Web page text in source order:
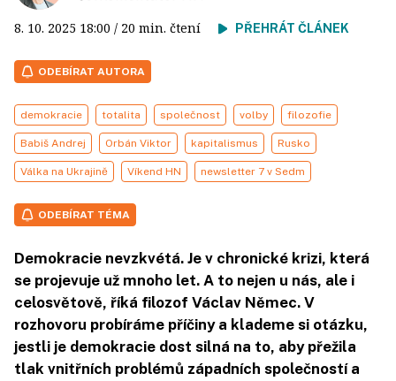
8. 10. 2025 18:00 / 20 min. čtení PŘEHRÁT ČLÁNEK
ODEBÍRAT AUTORA
demokracie totalita společnost volby filozofie
Babiš Andrej Orbán Viktor kapitalismus Rusko
Válka na Ukrajině Víkend HN newsletter 7 v Sedm
ODEBÍRAT TÉMA
Demokracie nevzkvétá. Je v chronické krizi, která
se projevuje už mnoho let. A to nejen u nás, ale i
celosvětově, říká filozof Václav Němec. V
rozhovoru probíráme příčiny a klademe si otázku,
jestli je demokracie dost silná na to, aby přežila
tlak vnitřních problémů západních společností a